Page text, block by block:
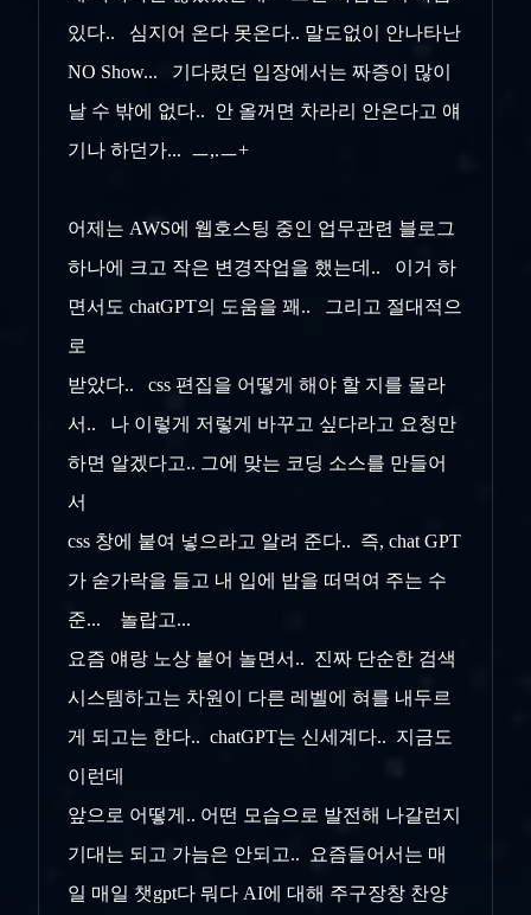
있다.. 심지어 온다 못온다.. 말도없이 안나타난
NO Show... 기다렸던 입장에서는 짜증이 많이
날 수 밖에 없다.. 안 올꺼면 차라리 안온다고 얘
기나 하던가... ㅡ,.ㅡ+
어제는 AWS에 웹호스팅 중인 업무관련 블로그
하나에 크고 작은 변경작업을 했는데.. 이거 하
면서도 chatGPT의 도움을 꽤.. 그리고 절대적으
로
받았다.. css 편집을 어떻게 해야 할 지를 몰라
서.. 나 이렇게 저렇게 바꾸고 싶다라고 요청만
하면 알겠다고.. 그에 맞는 코딩 소스를 만들어
서
css 창에 붙여 넣으라고 알려 준다.. 즉, chat GPT
가 숟가락을 들고 내 입에 밥을 떠먹여 주는 수
준... 놀랍고...
요즘 얘랑 노상 붙어 놀면서.. 진짜 단순한 검색
시스템하고는 차원이 다른 레벨에 혀를 내두르
게 되고는 한다.. chatGPT는 신세계다.. 지금도
이런데
앞으로 어떻게.. 어떤 모습으로 발전해 나갈런지
기대는 되고 가늠은 안되고.. 요즘들어서는 매
일 매일 챗gpt다 뭐다 AI에 대해 주구장창 찬양